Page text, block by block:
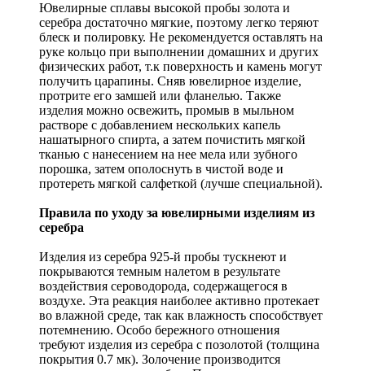
Ювелирные сплавы высокой пробы золота и
серебра достаточно мягкие, поэтому легко теряют
блеск и полировку. Не рекомендуется оставлять на
руке кольцо при выполнении домашних и других
физических работ, т.к поверхность и камень могут
получить царапины. Сняв ювелирное изделие,
протрите его замшей или фланелью. Также
изделия можно освежить, промыв в мыльном
растворе с добавлением нескольких капель
нашатырного спирта, а затем почистить мягкой
тканью с нанесением на нее мела или зубного
порошка, затем ополоснуть в чистой воде и
протереть мягкой салфеткой (лучше специальной).
Правила по уходу за ювелирными изделиям из
серебра
Изделия из серебра 925-й пробы тускнеют и
покрываются темным налетом в результате
воздействия сероводорода, содержащегося в
воздухе. Эта реакция наиболее активно протекает
во влажной среде, так как влажность способствует
потемнению. Особо бережного отношения
требуют изделия из серебра с позолотой (толщина
покрытия 0.7 мк). Золочение производится